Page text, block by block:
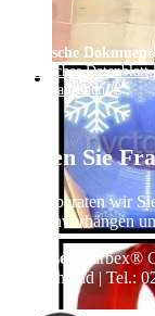
Technische
Technisches Datenblatt
Google ansehen
Haben Sie
Gerne beraten wir
Streifenvorhängen
Adresse:
Marbex®
Deutschland | Tel.: